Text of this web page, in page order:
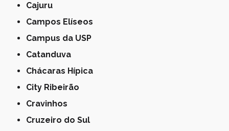
Cajuru
Campos Elíseos
Campus da USP
Catanduva
Chácaras Hípica
City Ribeirão
Cravinhos
Cruzeiro do Sul